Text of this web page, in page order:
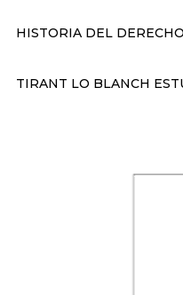
HISTORIA DEL DERECHO
TIRANT LO BLANCH